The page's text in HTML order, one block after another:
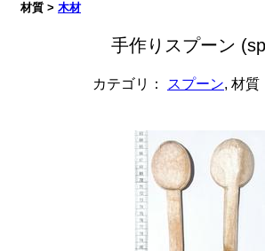
材質 > 木材
手作りスプーン
カテゴリ： スプーン, 材質